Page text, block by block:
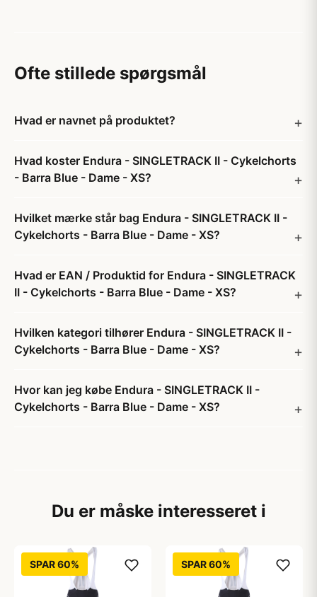
Ofte stillede spørgsmål
Hvad er navnet på produktet?
Hvad koster Endura - SINGLETRACK II - Cykelchorts
- Barra Blue - Dame - XS?
Hvilket mærke står bag Endura - SINGLETRACK II -
Cykelchorts - Barra Blue - Dame - XS?
Hvad er EAN / Produktid for Endura - SINGLETRACK
II - Cykelchorts - Barra Blue - Dame - XS?
Hvilken kategori tilhører Endura - SINGLETRACK II -
Cykelchorts - Barra Blue - Dame - XS?
Hvor kan jeg købe Endura - SINGLETRACK II -
Cykelchorts - Barra Blue - Dame - XS?
Du er måske interesseret i
SPAR 60% SPAR 60%